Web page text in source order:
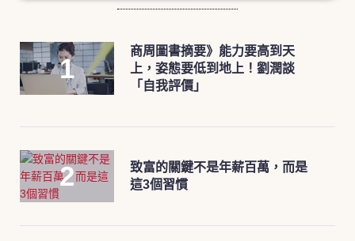
商周圖書摘要》能力要高到天
上，姿態要低到地上！劉潤談
「自我評價」
致富的關鍵不是年薪百萬，而是
這3個習慣